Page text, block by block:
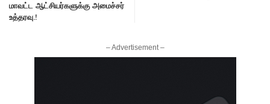
மாவட்ட ஆட்சியர்களுக்கு அமைச்சர்
உத்தரவு.!
– Advertisement –